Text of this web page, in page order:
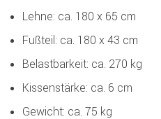
Lehne: ca. 180 x 65 cm
Fußteil: ca. 180 x 43 cm
Belastbarkeit: ca. 270 kg
Kissenstärke: ca. 6 cm
Gewicht: ca. 75 kg